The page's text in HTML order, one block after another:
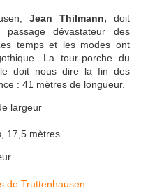
Jean Thilmann, doit
dévastateur des
temps et les modes ont
La tour-porche du
doit nous dire la fin des
: 41 mètres de longueur.
largeur
17,5 mètres.